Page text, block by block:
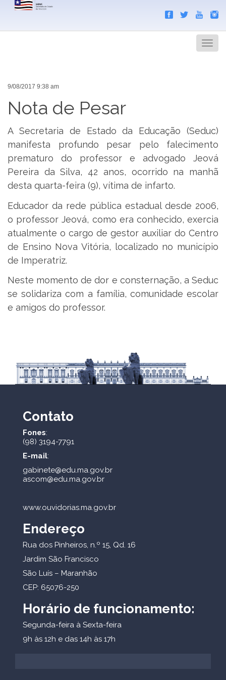
Menu
9/08/2017 9:38 am
Nota de Pesar
A Secretaria de Estado da Educação (Seduc)
manifesta profundo pesar pelo falecimento
prematuro do professor e advogado Jeová
Pereira da Silva, 42 anos, ocorrido na manhã
desta quarta-feira (9), vítima de infarto.
Educador da rede pública estadual desde 2006,
o professor Jeová, como era conhecido, exercia
atualmente o cargo de gestor auxiliar do Centro
de Ensino Nova Vitória, localizado no município
de Imperatriz.
Neste momento de dor e consternação, a Seduc
se solidariza com a família, comunidade escolar
e amigos do professor.
Contato
Fones:
(98) 3194-7791
E-mail:
gabinete@edu.ma.gov.br
ascom@edu.ma.gov.br
www.ouvidorias.ma.gov.br
Endereço
Rua dos Pinheiros, n.º 15, Qd. 16
Jardim São Francisco
São Luís – Maranhão
CEP: 65076-250
Horário de funcionamento:
Segunda-feira à Sexta-feira
9h às 12h e das 14h às 17h